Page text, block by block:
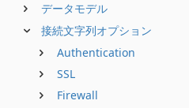
データモデル
接続文字列オプション
Authentication
SSL
Firewall